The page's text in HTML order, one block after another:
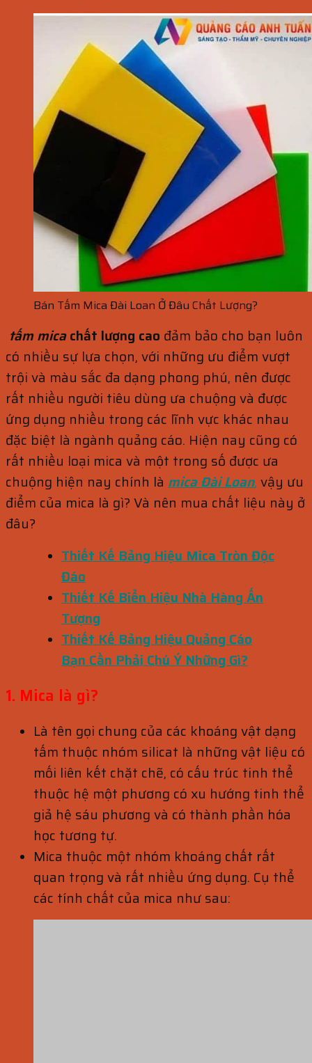
Bán Tấm Mica Đài Loan Ở Đâu Chất Lượng?
tấm micachất lượng cao đảm bảo cho bạn luôn
có nhiều sự lựa chọn, với những ưu điểm vượt
trội và màu sắc đa dạng phong phú, nên được
rất nhiều người tiêu dùng ưa chuộng và được
ứng dụng nhiều trong các lĩnh vực khác nhau
đặc biệt là ngành quảng cáo. Hiện nay cũng có
rất nhiều loại mica và một trong số được ưa
chuộng hiện nay chính là mica Đài Loan, vậy ưu
điểm của mica là gì? Và nên mua chất liệu này ở
đâu?
Thiết Kế Bảng Hiệu Mica Tròn Độc
Đáo
Thiết Kế Biển Hiệu Nhà Hàng Ấn
Tượng
Thiết Kế Bảng Hiệu Quảng Cáo
Bạn Cần Phải Chú Ý Những Gì?
1. Mica là gì?
Là tên gọi chung của các khoáng vật dạng
tấm thuộc nhóm silicat là những vật liệu có
mối liên kết chặt chẽ, có cấu trúc tinh thể
thuộc hệ một phương có xu hướng tinh thể
giả hệ sáu phương và có thành phần hóa
học tương tự.
Mica thuộc một nhóm khoáng chất rất
quan trọng và rất nhiều ứng dụng. Cụ thể
các tính chất của mica như sau: